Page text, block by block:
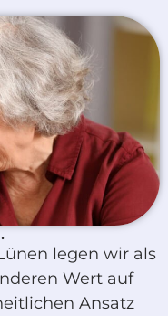
legen wir als
Wert auf
Ansatz